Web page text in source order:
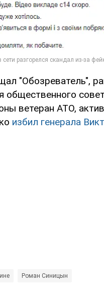
"Обозреватель",
общественного
ветеран АТО,
избил генерала
Роман Синицын